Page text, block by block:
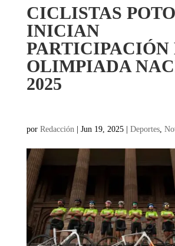
CICLISTAS
INICIAN
PARTICIPACIÓN
OLIMPIADA
2025
por Redacción | Jun 19, 2025| Deportes,